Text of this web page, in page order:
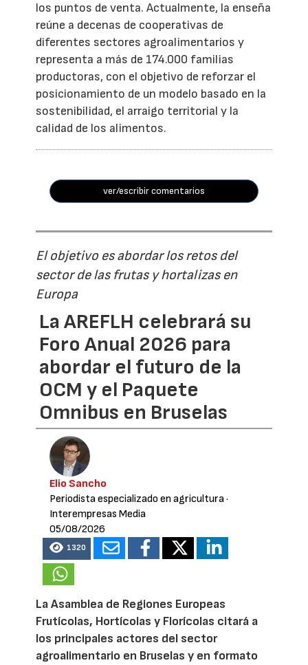
los puntos de venta. Actualmente, la enseña
reúne a decenas de cooperativas de
diferentes sectores agroalimentarios y
representa a más de 174.000 familias
productoras, con el objetivo de reforzar el
posicionamiento de un modelo basado en la
sostenibilidad, el arraigo territorial y la
calidad de los alimentos.
ver/escribir comentarios
El objetivo es abordar los retos del
sector de las frutas y hortalizas en
Europa
La AREFLH celebrará su
Foro Anual 2026 para
abordar el futuro de la
OCM y el Paquete
Omnibus en Bruselas
Elio Sancho
Periodista especializado en agricultura·
Interempresas Media
05/08/2026
1320
La Asamblea de Regiones Europeas
Frutícolas, Hortícolas y Florícolas citará a
los principales actores del sector
agroalimentario en Bruselas y en formato